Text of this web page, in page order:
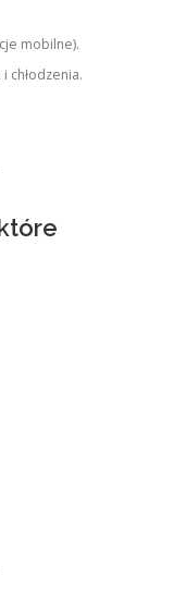
mobilne).
chłodzenia.